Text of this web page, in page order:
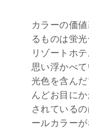
カラーの価
るものは蛍
リゾートホ
思い浮かべ
光色を含ん
んどお目に
されている
ールカラー